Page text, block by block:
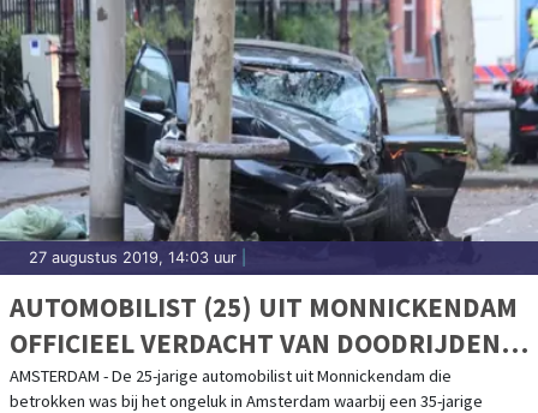
27 augustus 2019, 14:03 uur
AUTOMOBILIST (25) UIT MONNICKENDAM
OFFICIEEL VERDACHT VAN DOODRIJDEN
AMSTERDAMSE (35)
AMSTERDAM - De 25-jarige automobilist uit Monnickendam die
betrokken was bij het ongeluk in Amsterdam waarbij een 35-jarige